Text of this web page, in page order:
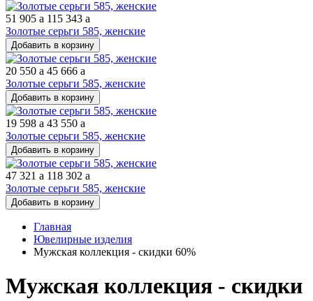
51 905 a 115 343 a
Золотые серьги 585, женские
Добавить в корзину
20 550 a 45 666 a
Золотые серьги 585, женские
Добавить в корзину
19 598 a 43 550 a
Золотые серьги 585, женские
Добавить в корзину
47 321 a 118 302 a
Золотые серьги 585, женские
Добавить в корзину
Главная
Ювелирные изделия
Мужская коллекция - скидки 60%
Мужская коллекция - скидки